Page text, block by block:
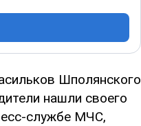
Шполянского
нашли своего
службе МЧС,